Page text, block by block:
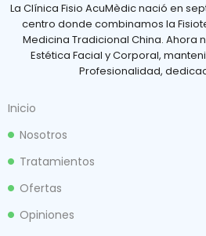
La Clínica Fisio AcuMèdic nació en
centro donde combinamos la
Medicina Tradicional China. Ahora
Estética Facial y Corporal,
Profesionalidad,
Inicio
Nosotros
Tratamientos
Ofertas
Opiniones